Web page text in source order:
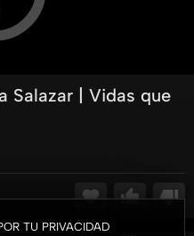
TU PRIVACIDAD
Salazar | Vidas que